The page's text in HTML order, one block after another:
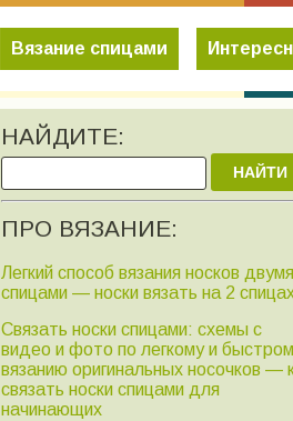
Вязание спицами
НАЙДИТЕ:
НАЙТИ
ПРО ВЯЗАНИЕ:
Легкий способ вязания носков двумя
спицами — носки вязать на 2
Связать носки спицами: схемы с
видео и фото по легкому и
вязанию оригинальных носочков —
связать носки спицами для
начинающих